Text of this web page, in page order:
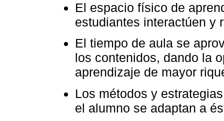
El espacio físico de
estudiantes interactúen y
El tiempo de aula se
los contenidos, dando la
aprendizaje de mayor
Los métodos y
el alumno se adaptan a